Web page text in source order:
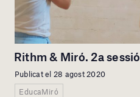
Rithm & Miró. 2a sessió
Publicat el 28 agost 2020
EducaMiró